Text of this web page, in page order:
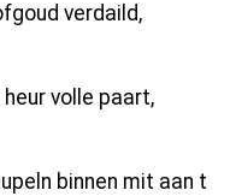
verdaild,
volle paart,
binnen mit aan t